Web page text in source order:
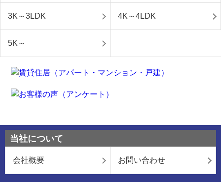
3K～3LDK 4K～4LDK
5K～
当社について
会社概要 お問い合わせ